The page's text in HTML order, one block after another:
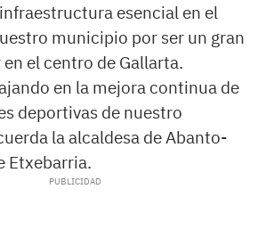
esencial en el
municipio por ser un gran
el centro de Gallarta.
en la mejora continua de
deportivas de nuestro
la alcaldesa de Abanto-
Etxebarria.